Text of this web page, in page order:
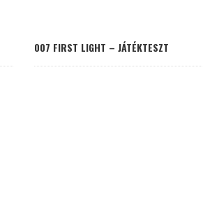
007 FIRST LIGHT – JÁTÉKTESZT